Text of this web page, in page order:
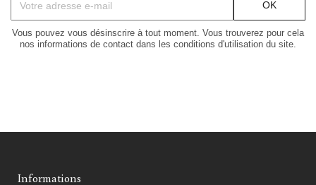
Vous pouvez vous désinscrire à tout moment. Vous trouverez pour cela
nos informations de contact dans les conditions d'utilisation du site.
Informations